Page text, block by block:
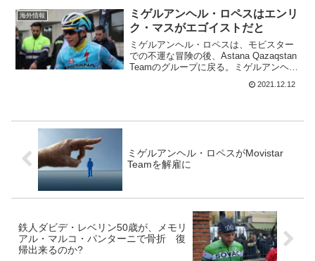
連続の山岳コースで最後の戦いに望むこ
とになる。第16ス...
海外情報
ミゲルアンヘル・ロペスはエンリ
ク・マスがエゴイストだと
ミゲルアンヘル・ロペスは、モビスター
での不運な冒険の後、Astana Qazaqstan
Teamのグループに戻る。ミゲルアンヘ
ル・ロペスは、すでにジロ・デ・イタリ
アでの勝利を目指して戦うことを発表し
2021.12.12
ミゲルアンヘル・ロペスがMovistar
Teamを解雇に
鉄人ダビデ・レベリン50歳が、メモリ
アル・マルコ・パンターニで骨折 復
帰出来るのか?